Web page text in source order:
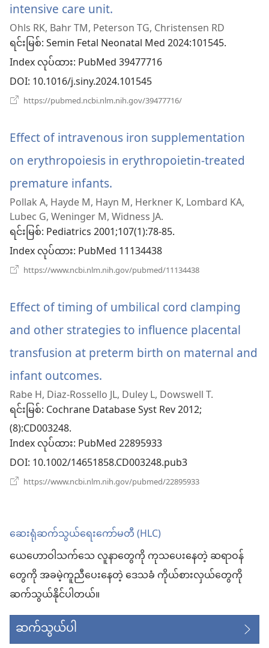
intensive care unit.
အသစ်
ဖွ
င့်
နေ
တယ်)
Ohls RK, Bahr TM, Peterson TG, Christensen RD
ရင်းမြစ်‎: Semin Fetal Neonatal Med 2024:101545.
Index လုပ်ထား‎: PubMed 39477716
DOI‎: 10.1016/j.siny.2024.101545
https://pubmed.ncbi.nlm.nih.gov/39477716/
နေ
ပါ
တယ်)
Effect of intravenous iron supplementation
on erythropoiesis in erythropoietin-treated
premature infants.
အသစ်
ဖွ
င့်
နေ
Pollak A, Hayde M, Hayn M, Herkner K, Lombard KA,
Lubec G, Weninger M, Widness JA.
ရင်းမြစ်‎: Pediatrics 2001;107(1):78-85.
Index လုပ်ထား‎: PubMed 11134438
https://www.ncbi.nlm.nih.gov/pubmed/11134438
နေ
ပါ
တယ်)
Effect of timing of umbilical cord clamping
and other strategies to influence placental
transfusion at preterm birth on maternal and
infant outcomes.
အသစ်
င့်
နေ
ပါ
Rabe H, Diaz-Rossello JL, Duley L, Dowswell T.
ရင်းမြစ်‎: Cochrane Database Syst Rev 2012;
(8):CD003248.
Index လုပ်ထား‎: PubMed 22895933
DOI‎: 10.1002/14651858.CD003248.pub3
https://www.ncbi.nlm.nih.gov/pubmed/22895933
ဆေးရုံဆက်သွယ်ရေးကော်မတီ (HLC)
ယေဟောဝါသက်သေ လူနာတွေကို ကုသပေးနေတဲ့ ဆရာဝန်
တွေကို အခမဲ့ကူညီပေးနေတဲ့ ဒေသခံ ကိုယ်စားလှယ်တွေကို
ဆက်သွယ်နိုင်ပါတယ်။
ဆက်သွယ်ပါ